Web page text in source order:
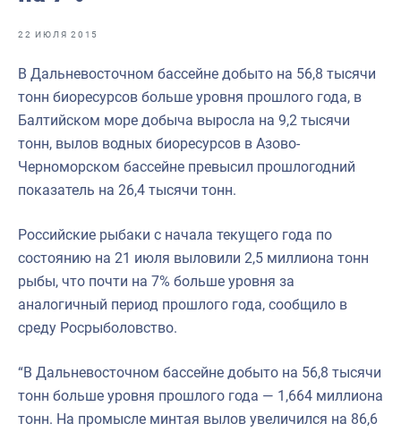
Научно-практическая литература
Рыбоохрана России
Отрасль в цифрах
Инфографика
Укрепление духовно-нравственных ценностей
События в России и мире
22 ИЮЛЯ 2015
В Дальневосточном бассейне добыто на 56,8 тысячи
тонн биоресурсов больше уровня прошлого года, в
Балтийском море добыча выросла на 9,2 тысячи
тонн, вылов водных биоресурсов в Азово-
Черноморском бассейне превысил прошлогодний
показатель на 26,4 тысячи тонн.
Российские рыбаки с начала текущего года по
состоянию на 21 июля выловили 2,5 миллиона тонн
рыбы, что почти на 7% больше уровня за
аналогичный период прошлого года, сообщило в
среду Росрыболовство.
“В Дальневосточном бассейне добыто на 56,8 тысячи
тонн больше уровня прошлого года — 1,664 миллиона
тонн. На промысле минтая вылов увеличился на 86,6